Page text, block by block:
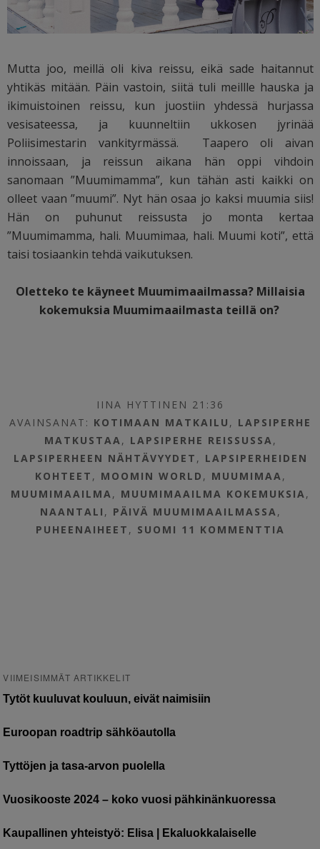
Mutta joo, meillä oli kiva reissu, eikä sade haitannut
yhtikäs mitään. Päin vastoin, siitä tuli meillle hauska ja
ikimuistoinen reissu, kun juostiin yhdessä hurjassa
vesisateessa, ja kuunneltiin ukkosen jyrinää
Poliisimestarin vankityrmässä. Taapero oli aivan
innoissaan, ja reissun aikana hän oppi vihdoin
sanomaan ”Muumimamma”, kun tähän asti kaikki on
olleet vaan ”muumi”. Nyt hän osaa jo kaksi muumia siis!
Hän on puhunut reissusta jo monta kertaa
”Muumimamma, hali. Muumimaa, hali. Muumi koti”, että
taisi tosiaankin tehdä vaikutuksen.
Oletteko te käyneet Muumimaailmassa? Millaisia
kokemuksia Muumimaailmasta teillä on?
IINA HYTTINEN 21:36
AVAINSANAT: KOTIMAAN MATKAILU , LAPSIPERHE
MATKUSTAA, LAPSIPERHE REISSUSSA,
LAPSIPERHEEN NÄHTÄVYYDET , LAPSIPERHEIDEN
KOHTEET , MOOMIN WORLD , MUUMIMAA,
MUUMIMAAILMA, MUUMIMAAILMA KOKEMUKSIA,
NAANTALI , PÄIVÄ MUUMIMAAILMASSA,
PUHEENAIHEET , SUOMI 11 KOMMENTTIA
VIIMEISIMMÄT ARTIKKELIT
Tytöt kuuluvat kouluun, eivät naimisiin
Euroopan roadtrip sähköautolla
Tyttöjen ja tasa-arvon puolella
Vuosikooste 2024 – koko vuosi pähkinänkuoressa
Kaupallinen yhteistyö: Elisa | Ekaluokkalaiselle